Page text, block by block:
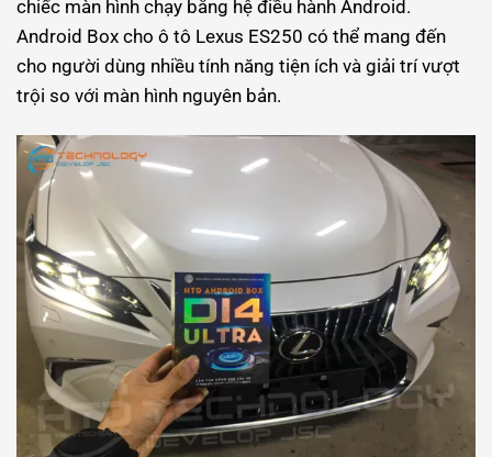
chiếc màn hình chạy bằng hệ điều hành Android.
Android Box cho ô tô Lexus ES250 có thể mang đến
cho người dùng nhiều tính năng tiện ích và giải trí vượt
trội so với màn hình nguyên bản.